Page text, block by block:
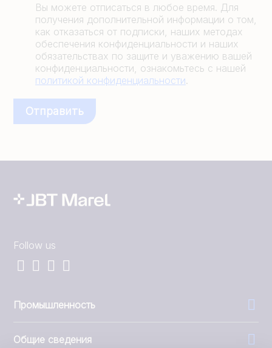
Вы можете отписаться в любое время. Для
получения дополнительной информации о том,
как отказаться от подписки, наших методах
обеспечения конфиденциальности и наших
обязательствах по защите и уважению вашей
конфиденциальности, ознакомьтесь с нашей
политикой конфиденциальности.
Follow us
Промышленность
Общие сведения